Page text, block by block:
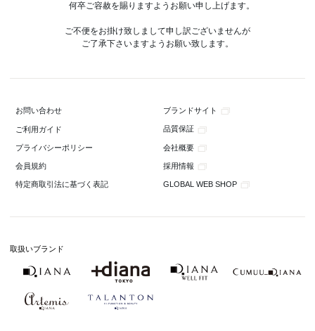
何卒ご容赦を賜りますようお願い申し上げます。
ご不便をお掛け致しまして申し訳ございませんが
ご了承下さいますようお願い致します。
お問い合わせ ブランドサイト
ご利用ガイド 品質保証
プライバシーポリシー 会社概要
会員規約 採用情報
特定商取引法に基づく表記 GLOBAL WEB SHOP
取扱いブランド